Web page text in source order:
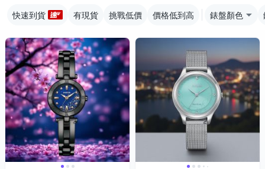
快速到貨 有現貨 挑戰低價 價格低到高 錶盤顏色